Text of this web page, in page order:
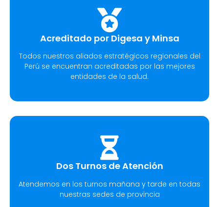
Acreditado por Digesa y Minsa
Todos nuestros aliados estratégicos regionales del
Perú se encuentran acreditadas por las mejores
entidades de la salud.
Dos Turnos de Atención
Atendemos en los turnos mañana y tarde en todas
nuestras sedes de provincia